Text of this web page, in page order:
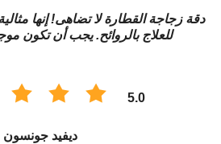
دقة زجاجة القطارة لا تضاهى! إنها
للعلاج بالروائح. يجب أن تكون
5.0
ديفيد جونسون